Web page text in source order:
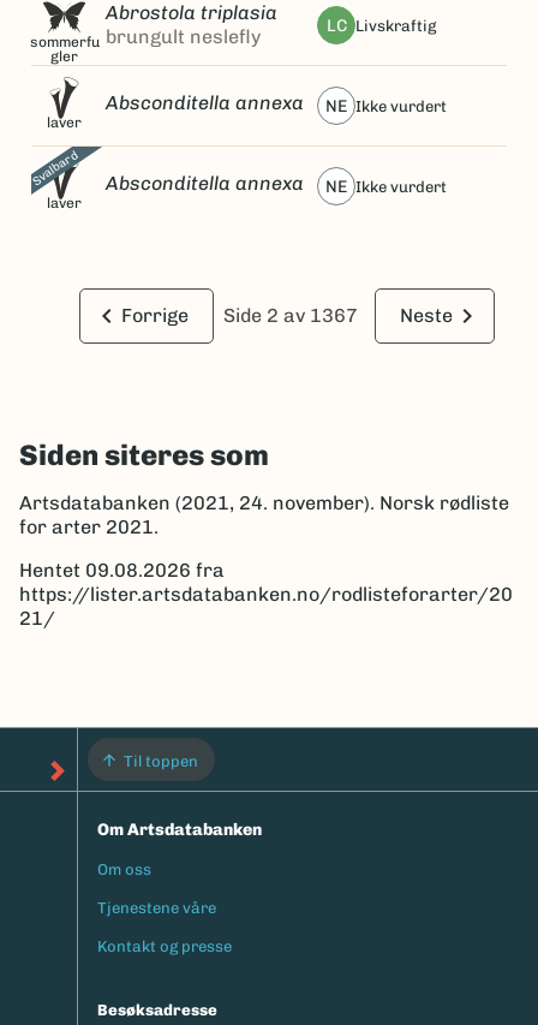
sommerfu
gler
Abrostola triplasia
brungult neslefly
LC livskraftig
laver
Absconditella annexa NE ikke vurdert
Svalbard
laver
Absconditella annexa NE ikke vurdert
keyboard_arrow_left Forrige Side 2 av 1367 Neste keyboard_arrow_right
Siden siteres som
Artsdatabanken (2021, 24. november). Norsk rødliste
for arter 2021.
Hentet 09.08.2026 fra
https://lister.artsdatabanken.no/rodlisteforarter/20
21/
Til toppen
Om Artsdatabanken
Footermeny
Om oss
Tjenestene våre
Kontakt og presse
Besøksadresse